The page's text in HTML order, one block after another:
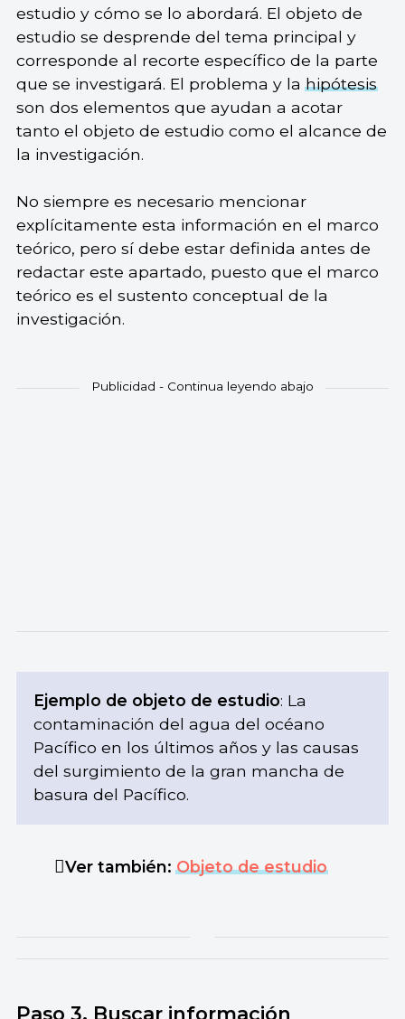
estudio y cómo se lo abordará. El objeto de
estudio se desprende del tema principal y
corresponde al recorte específico de la parte
que se investigará. El problema y lahipótesis
son dos elementos que ayudan a acotar
tanto el objeto de estudio como el alcance de
la investigación.
No siempre es necesario mencionar
explícitamente esta información en el marco
teórico, pero sí debe estar definida antes de
redactar este apartado, puesto que el marco
teórico es el sustento conceptual de la
investigación.
Ejemplo de objeto de estudio: La
contaminación del agua del océano
Pacífico en los últimos años y las causas
del surgimiento de la gran mancha de
basura del Pacífico.
Ver también:Objeto de estudio
Paso 3. Buscar información